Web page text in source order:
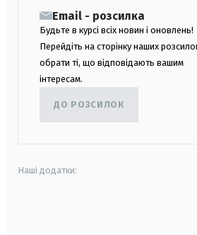
Email - розсилка
Будьте в курсі всіх новин і оновлень!
Перейдіть на сторінку наших
обрати ті, що відповідають вашим
інтересам.
ДО РОЗСИЛОК
Наші додатки: